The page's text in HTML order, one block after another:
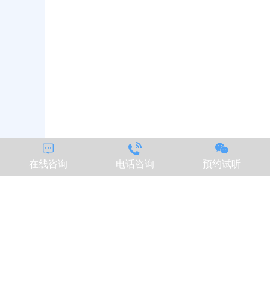

在线咨询

电话咨询

预约试听